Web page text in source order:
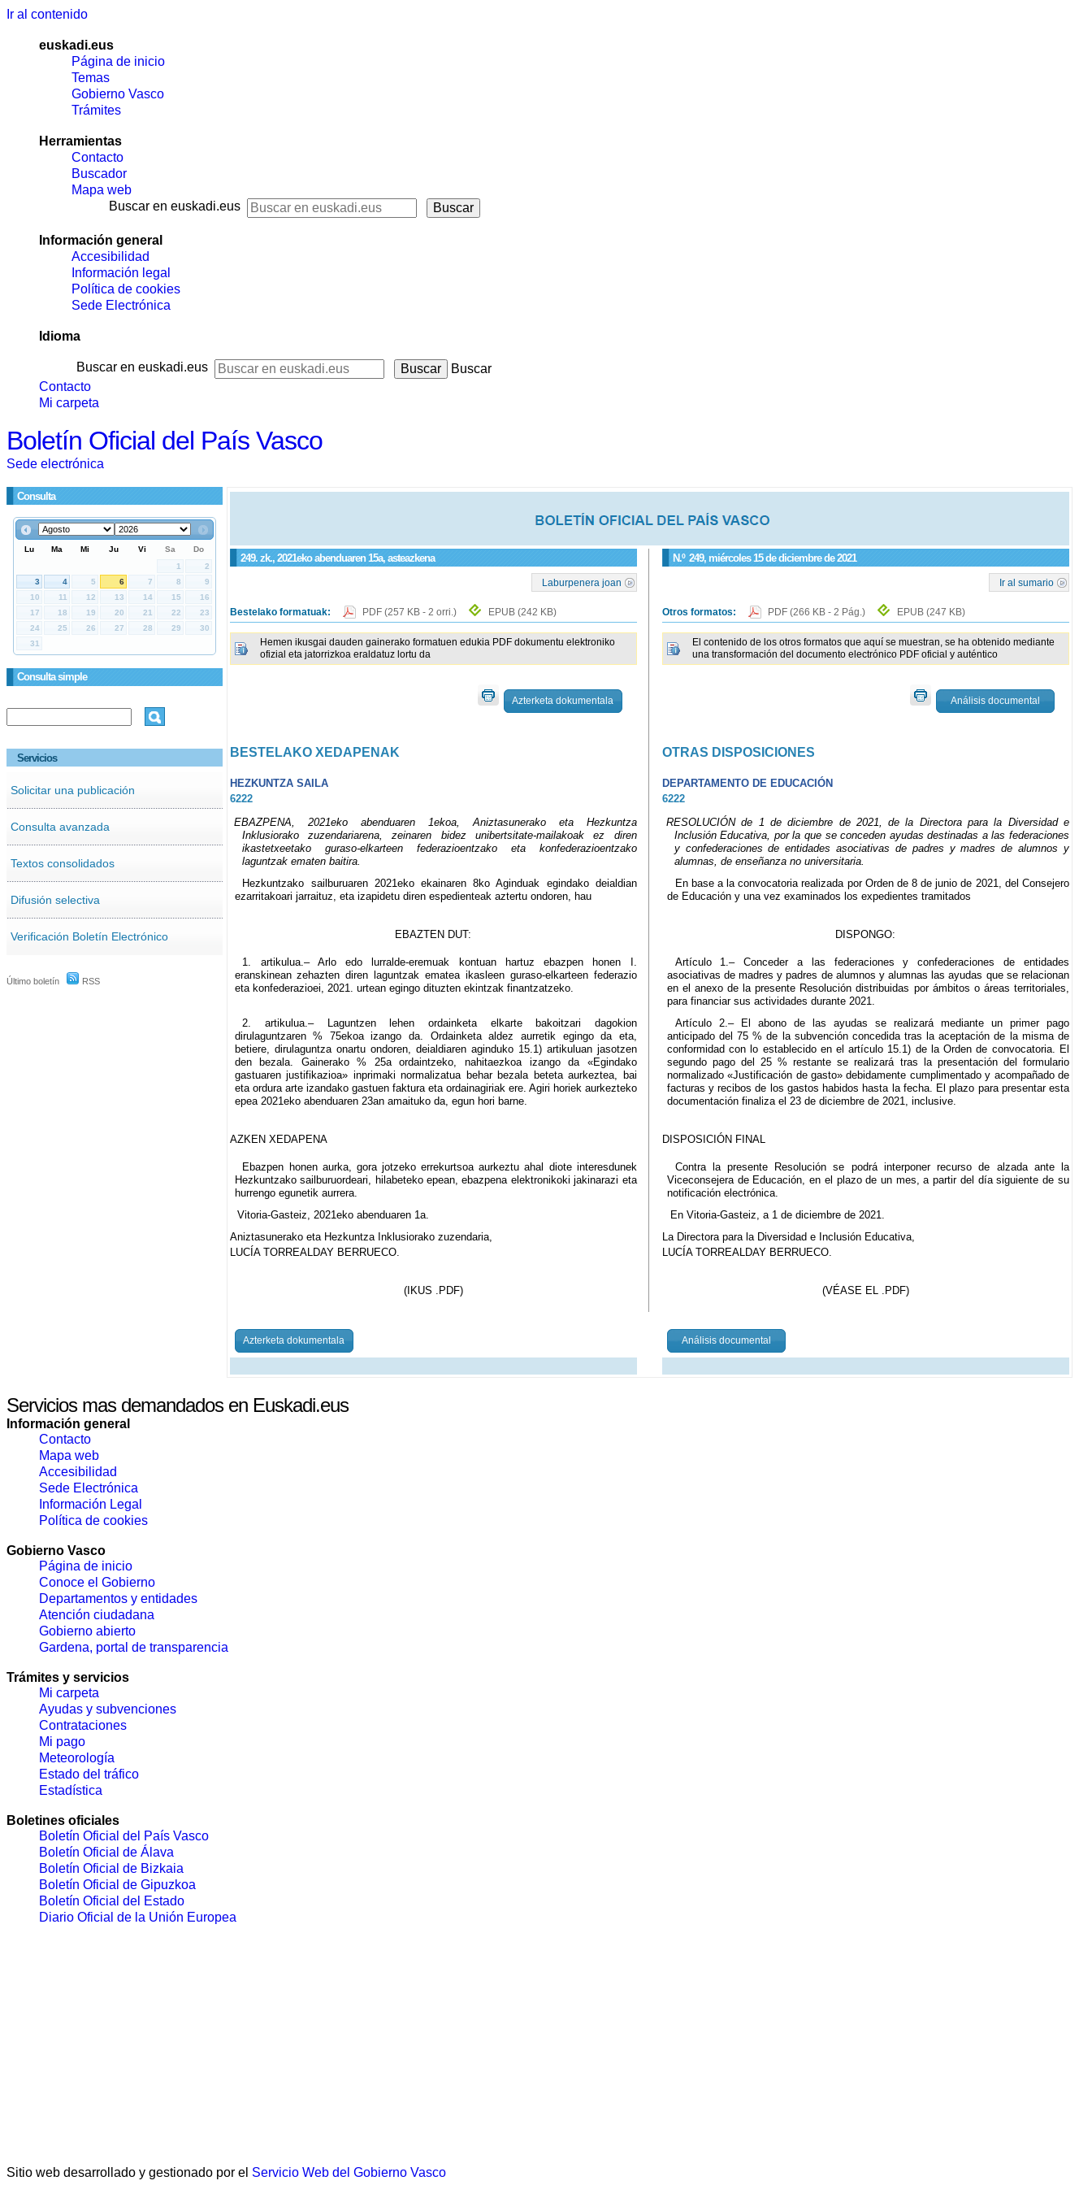
Ir al contenido
euskadi.eus
Página de inicio
Temas
Gobierno Vasco
Trámites
Herramientas
Contacto
Buscador
Mapa web
Buscar en euskadi.eus
Información general
Accesibilidad
Información legal
Política de cookies
Sede Electrónica
Idioma
Buscar en euskadi.eus
Buscar
Contacto
Mi carpeta
Boletín Oficial del País Vasco
Sede electrónica
Consulta
Consulta simple
Servicios
Solicitar una publicación
Consulta avanzada
Textos consolidados
Difusión selectiva
Verificación Boletín Electrónico
Último boletín RSS
249. zk., 2021eko abenduaren 15a, asteazkena N.º 249, miércoles 15 de diciembre de 2021
Laburpenera joan
Bestelako formatuak: PDF (257 KB - 2 orri.) EPUB (242 KB)
Hemen ikusgai dauden gainerako formatuen edukia PDF dokumentu elektroniko
ofizial eta jatorrizkoa eraldatuz lortu da
Azterketa dokumentala
Ir al sumario
Otros formatos: PDF (266 KB - 2 Pág.) EPUB (247 KB)
El contenido de los otros formatos que aquí se muestran, se ha obtenido mediante
una transformación del documento electrónico PDF oficial y auténtico
Análisis documental
BESTELAKO XEDAPENAK OTRAS DISPOSICIONES
HEZKUNTZA SAILA
DEPARTAMENTO DE EDUCACIÓN
6222
6222
EBAZPENA, 2021eko abenduaren 1ekoa, Aniztasunerako eta Hezkuntza
Inklusiorako zuzendariarena, zeinaren bidez unibertsitate-mailakoak ez diren
ikastetxeetako guraso-elkarteen federazioentzako eta konfederazioentzako
laguntzak ematen baitira.
RESOLUCIÓN de 1 de diciembre de 2021, de la Directora para la Diversidad e
Inclusión Educativa, por la que se conceden ayudas destinadas a las federaciones
y confederaciones de entidades asociativas de padres y madres de alumnos y
alumnas, de enseñanza no universitaria.
Hezkuntzako sailburuaren 2021eko ekainaren 8ko Aginduak egindako deialdian
ezarritakoari jarraituz, eta izapidetu diren espedienteak aztertu ondoren, hau
En base a la convocatoria realizada por Orden de 8 de junio de 2021, del Consejero
de Educación y una vez examinados los expedientes tramitados
EBAZTEN DUT: DISPONGO:
1. artikulua.– Arlo edo lurralde-eremuak kontuan hartuz ebazpen honen I.
eranskinean zehazten diren laguntzak ematea ikasleen guraso-elkarteen federazio
eta konfederazioei, 2021. urtean egingo dituzten ekintzak finantzatzeko.
Artículo 1.– Conceder a las federaciones y confederaciones de entidades
asociativas de madres y padres de alumnos y alumnas las ayudas que se relacionan
en el anexo de la presente Resolución distribuidas por ámbitos o áreas territoriales,
para financiar sus actividades durante 2021.
2. artikulua.– Laguntzen lehen ordainketa elkarte bakoitzari dagokion
dirulaguntzaren % 75ekoa izango da. Ordainketa aldez aurretik egingo da eta,
betiere, dirulaguntza onartu ondoren, deialdiaren aginduko 15.1) artikuluan jasotzen
den bezala. Gainerako % 25a ordaintzeko, nahitaezkoa izango da «Egindako
gastuaren justifikazioa» inprimaki normalizatua behar bezala beteta aurkeztea, bai
eta ordura arte izandako gastuen faktura eta ordainagiriak ere. Agiri horiek aurkezteko
epea 2021eko abenduaren 23an amaituko da, egun hori barne.
Artículo 2.– El abono de las ayudas se realizará mediante un primer pago
anticipado del 75 % de la subvención concedida tras la aceptación de la misma de
conformidad con lo establecido en el artículo 15.1) de la Orden de convocatoria. El
segundo pago del 25 % restante se realizará tras la presentación del formulario
normalizado «Justificación de gasto» debidamente cumplimentado y acompañado de
facturas y recibos de los gastos habidos hasta la fecha. El plazo para presentar esta
documentación finaliza el 23 de diciembre de 2021, inclusive.
AZKEN XEDAPENA DISPOSICIÓN FINAL
Ebazpen honen aurka, gora jotzeko errekurtsoa aurkeztu ahal diote interesdunek
Hezkuntzako sailburuordeari, hilabeteko epean, ebazpena elektronikoki jakinarazi eta
hurrengo egunetik aurrera.
Contra la presente Resolución se podrá interponer recurso de alzada ante la
Viceconsejera de Educación, en el plazo de un mes, a partir del día siguiente de su
notificación electrónica.
Vitoria-Gasteiz, 2021eko abenduaren 1a.
En Vitoria-Gasteiz, a 1 de diciembre de 2021.
Aniztasunerako eta Hezkuntza Inklusiorako zuzendaria,
La Directora para la Diversidad e Inclusión Educativa,
LUCÍA TORREALDAY BERRUECO.
LUCÍA TORREALDAY BERRUECO.
(IKUS .PDF) (VÉASE EL .PDF)
Azterketa dokumentala Análisis documental
Servicios mas demandados en Euskadi.eus
Información general
Contacto
Mapa web
Accesibilidad
Sede Electrónica
Información Legal
Política de cookies
Gobierno Vasco
Página de inicio
Conoce el Gobierno
Departamentos y entidades
Atención ciudadana
Gobierno abierto
Gardena, portal de transparencia
Trámites y servicios
Mi carpeta
Ayudas y subvenciones
Contrataciones
Mi pago
Meteorología
Estado del tráfico
Estadística
Boletines oficiales
Boletín Oficial del País Vasco
Boletín Oficial de Álava
Boletín Oficial de Bizkaia
Boletín Oficial de Gipuzkoa
Boletín Oficial del Estado
Diario Oficial de la Unión Europea
Sitio web desarrollado y gestionado por el Servicio Web del Gobierno Vasco